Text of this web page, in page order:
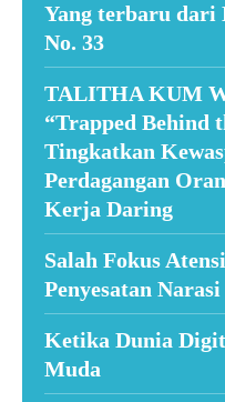
Yang terbaru dari
No. 33
TALITHA KUM
“Trapped Behind
Tingkatkan
Perdagangan
Kerja Daring
Salah Fokus
Penyesatan Narasi
Ketika Dunia
Muda